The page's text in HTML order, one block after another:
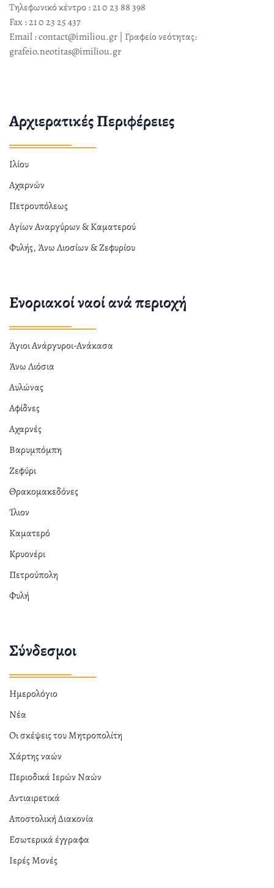
Τηλεφωνικό κέντρο : 21 0 23 88 398
Fax : 21 0 23 25 437
Email : contact@imiliou.gr | Γραφείο νεότητας:
grafeio.neotitas@imiliou.gr
Αρχιερατικές Περιφέρειες
Ιλίου
Αχαρνών
Πετρουπόλεως
Αγίων Αναργύρων & Καματερού
Φυλής, Άνω Λιοσίων & Ζεφυρίου
Ενοριακοί ναοί ανά περιοχή
Άγιοι Ανάργυροι-Ανάκασα
Άνω Λιόσια
Αυλώνας
Αφίδνες
Αχαρνές
Βαρυμπόμπη
Ζεφύρι
Θρακομακεδόνες
Ίλιον
Καματερό
Κρυονέρι
Πετρούπολη
Φυλή
Σύνδεσμοι
Ημερολόγιο
Νέα
Οι σκέψεις του Μητροπολίτη
Χάρτης ναών
Περιοδικά Ιερών Ναών
Αντιαιρετικά
Αποστολική Διακονία
Εσωτερικά έγγραφα
Ιερές Μονές